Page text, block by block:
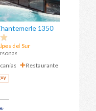
1350
del Sur
Restaurante